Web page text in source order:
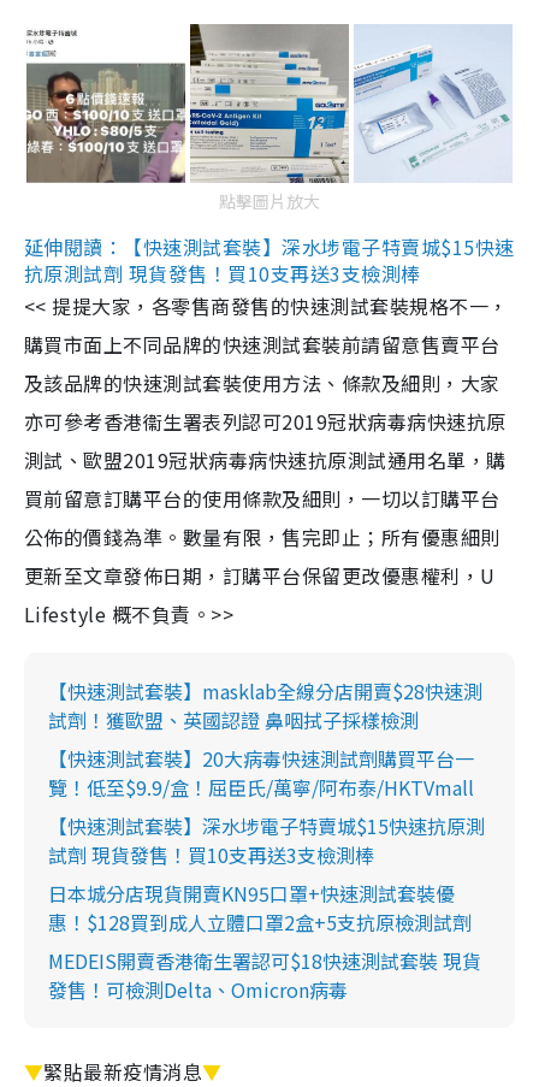
點擊圖片放大
延伸閱讀：【快速測試套裝】深水埗電子特賣城$15快速
抗原測試劑 現貨發售！買10支再送3支檢測棒
<< 提提大家，各零售商發售的快速測試套裝規格不一，
購買市面上不同品牌的快速測試套裝前請留意售賣平台
及該品牌的快速測試套裝使用方法、條款及細則，大家
亦可參考香港衞生署表列認可2019冠狀病毒病快速抗原
測試、歐盟2019冠狀病毒病快速抗原測試通用名單，購
買前留意訂購平台的使用條款及細則，一切以訂購平台
公佈的價錢為準。數量有限，售完即止；所有優惠細則
更新至文章發佈日期，訂購平台保留更改優惠權利，U
Lifestyle 概不負責。>>
【快速測試套裝】masklab全線分店開賣$28快速測
試劑！獲歐盟、英國認證 鼻咽拭子採樣檢測
【快速測試套裝】20大病毒快速測試劑購買平台一
覽！低至$9.9/盒！屈臣氏/萬寧/阿布泰/HKTVmall
【快速測試套裝】深水埗電子特賣城$15快速抗原測
試劑 現貨發售！買10支再送3支檢測棒
日本城分店現貨開賣KN95口罩+快速測試套裝優
惠！$128買到成人立體口罩2盒+5支抗原檢測試劑
MEDEIS開賣香港衛生署認可$18快速測試套裝 現貨
發售！可檢測Delta、Omicron病毒
▼緊貼最新疫情消息▼